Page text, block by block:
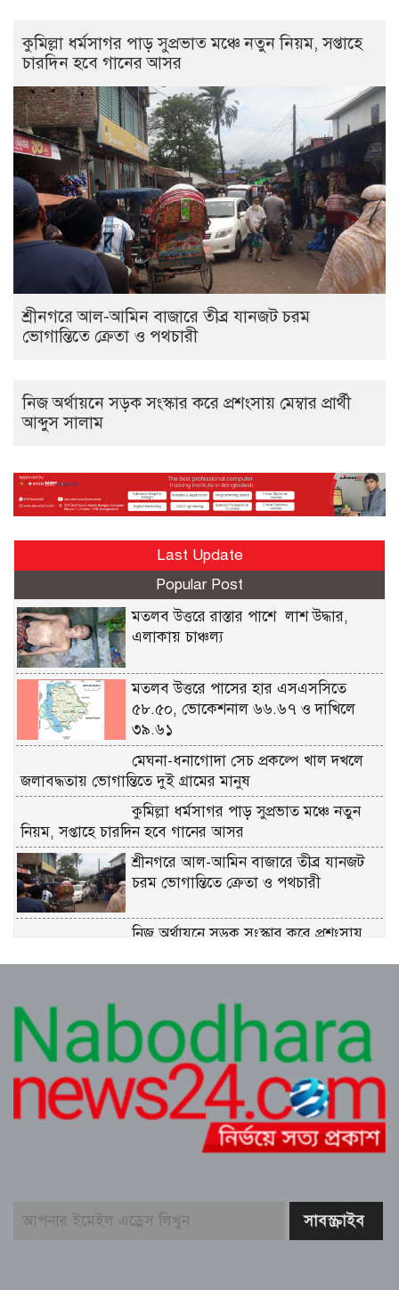
কুমিল্লা ধর্মসাগর পাড় সুপ্রভাত মঞ্চে নতুন নিয়ম, সপ্তাহে
চারদিন হবে গানের আসর
শ্রীনগরে আল-আমিন বাজারে তীব্র যানজট চরম
ভোগান্তিতে ক্রেতা ও পথচারী
নিজ অর্থায়নে সড়ক সংস্কার করে প্রশংসায় মেম্বার প্রার্থী
আব্দুস সালাম
Last Update
Popular Post
মতলব উত্তরে রাস্তার পাশে লাশ উদ্ধার,
এলাকায় চাঞ্চল্য
মতলব উত্তরে পাসের হার এসএসসিতে
৫৮.৫০, ভোকেশনাল ৬৬.৬৭ ও দাখিলে
৩৯.৬১
মেঘনা-ধনাগোদা সেচ প্রকল্পে খাল দখলে
জলাবদ্ধতায় ভোগান্তিতে দুই গ্রামের মানুষ
কুমিল্লা ধর্মসাগর পাড় সুপ্রভাত মঞ্চে নতুন
নিয়ম, সপ্তাহে চারদিন হবে গানের আসর
শ্রীনগরে আল-আমিন বাজারে তীব্র যানজট
চরম ভোগান্তিতে ক্রেতা ও পথচারী
নিজ অর্থায়নে সড়ক সংস্কার করে প্রশংসায়
সংঘর্ষ: আহত অন্তত ৩০ ​
জুলাই গণ-অভ্যুত্থান দিবস উপলক্ষে রূপগঞ্জে
বিএনপির আনন্দ শোভাযাত্রা
প্রকৃতির কোলে সংস্কৃতির মিলনমেলায়
প্রতিদিনই ইতিহাস লিখছে কুমিল্লার সুপ্রভাত
ত্রিশালে পরিচ্ছন্নতা সচেতনতায় ‘ক্লিন ত্রিশাল-
ক্লিন ময়মনসিংহ’ ক্যাম্পেইন